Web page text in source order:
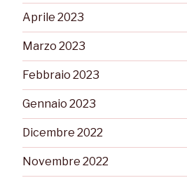
Aprile 2023
Marzo 2023
Febbraio 2023
Gennaio 2023
Dicembre 2022
Novembre 2022